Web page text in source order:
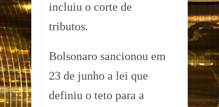
incluiu o corte de
tributos.
Bolsonaro sancionou em
23 de junho a lei que
definiu o teto para a